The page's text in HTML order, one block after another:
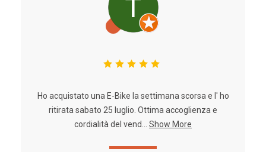
Ho acquistato una E-Bike la settimana scorsa e l' ho
ritirata sabato 25 luglio. Ottima accoglienza e
cordialità del vend...
Show More